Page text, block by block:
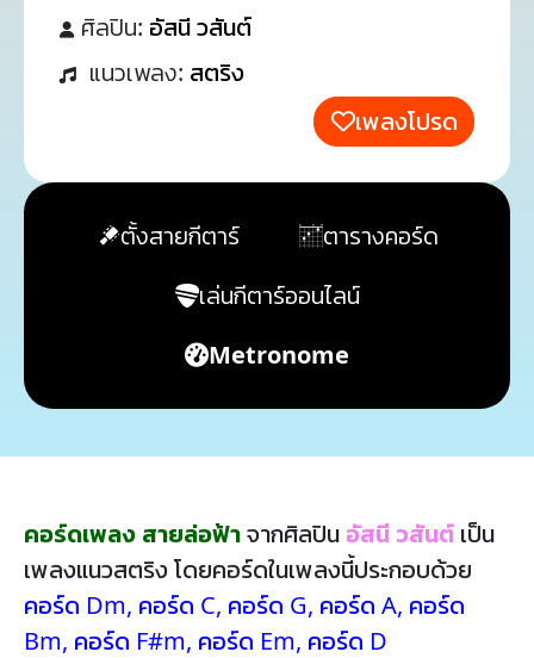
ศิลปิน: อัสนี วสันต์
แนวเพลง: สตริง
เพลงโปรด
ตั้งสายกีตาร์
ตารางคอร์ด
เล่นกีตาร์ออนไลน์
Metronome
คอร์ดเพลง สายล่อฟ้าจากศิลปิน อัสนี วสันต์ เป็น
เพลงแนวสตริง โดยคอร์ดในเพลงนี้ประกอบด้วย
คอร์ด Dm, คอร์ด C, คอร์ด G, คอร์ด A, คอร์ด
Bm, คอร์ด F#m, คอร์ด Em, คอร์ด D